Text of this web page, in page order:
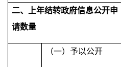
二、上年结转政府信息公开申
请数量
（一）予以公开